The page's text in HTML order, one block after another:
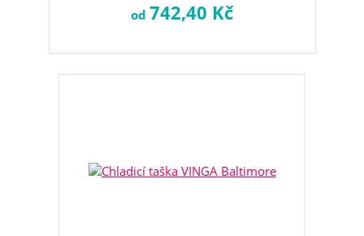
od 742,40 Kč